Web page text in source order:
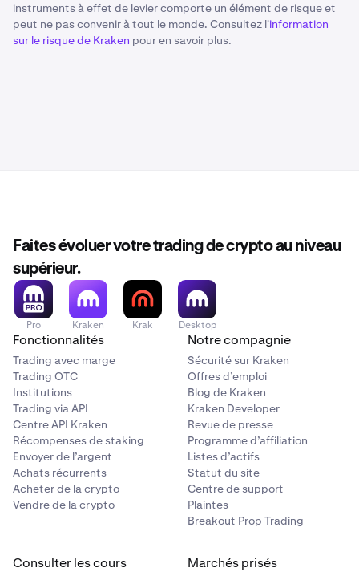
instruments à effet de levier comporte un élément de risque et
peut ne pas convenir à tout le monde. Consultez l'information
sur le risque de Kraken pour en savoir plus.
Faites évoluer votre trading de crypto au niveau
supérieur.
Pro Kraken Krak Desktop
Fonctionnalités
Trading avec marge
Trading OTC
Institutions
Trading via API
Centre API Kraken
Récompenses de staking
Envoyer de l’argent
Achats récurrents
Acheter de la crypto
Vendre de la crypto
Notre compagnie
Sécurité sur Kraken
Offres d’emploi
Blog de Kraken
Kraken Developer
Revue de presse
Programme d’affiliation
Listes d’actifs
Statut du site
Centre de support
Plaintes
Breakout Prop Trading
Consulter les cours Marchés prisés